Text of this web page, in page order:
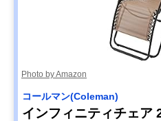
Photo by Amazon
コールマン(Coleman)
インフィニティチェア